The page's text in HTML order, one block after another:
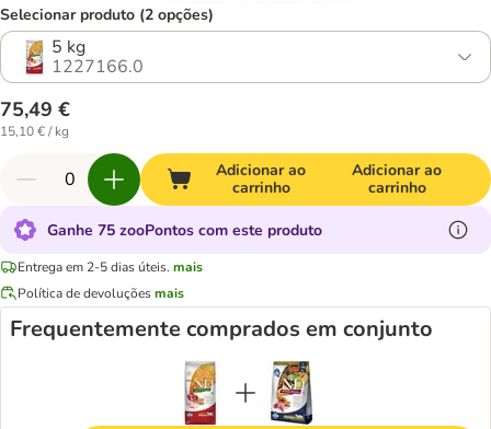
Selecionar produto (2 opções)
5 kg
1227166.0
75,49 €
15,10 € / kg
Adicionar ao
carrinho
Adicionar ao
carrinho
Ganhe 75 zooPontos com este produto
Entrega em 2-5 dias úteis. mais
Política de devoluçõesmais
Frequentemente comprados em conjunto